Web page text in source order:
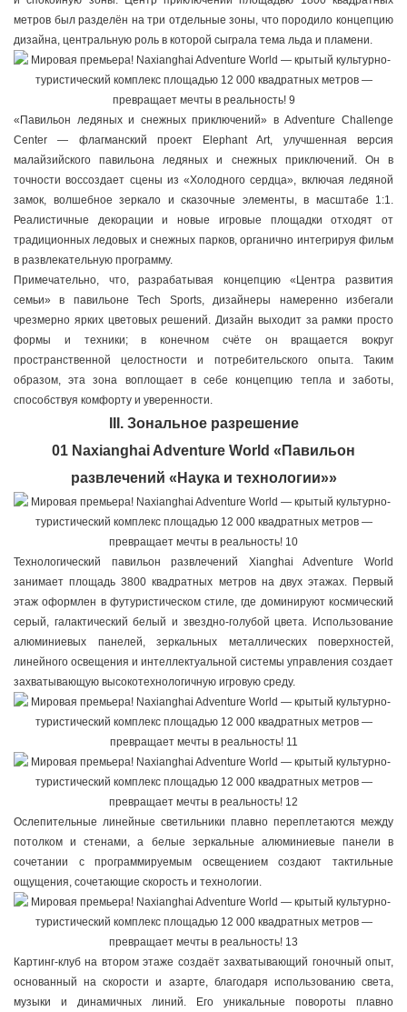
метров был разделён на три отдельные зоны, что породило концепцию
дизайна, центральную роль в которой сыграла тема льда и пламени.
«Павильон ледяных и снежных приключений» в Adventure Challenge
Center — флагманский проект Elephant Art, улучшенная версия
малайзийского павильона ледяных и снежных приключений. Он в
точности воссоздает сцены из «Холодного сердца», включая ледяной
замок, волшебное зеркало и сказочные элементы, в масштабе 1:1.
Реалистичные декорации и новые игровые площадки отходят от
традиционных ледовых и снежных парков, органично интегрируя фильм
в развлекательную программу.
Примечательно, что, разрабатывая концепцию «Центра развития
семьи» в павильоне Tech Sports, дизайнеры намеренно избегали
чрезмерно ярких цветовых решений. Дизайн выходит за рамки просто
формы и техники; в конечном счёте он вращается вокруг
пространственной целостности и потребительского опыта. Таким
образом, эта зона воплощает в себе концепцию тепла и заботы,
способствуя комфорту и уверенности.
III. Зональное разрешение
01 Naxianghai Adventure World «Павильон
развлечений «Наука и технологии»»
Технологический павильон развлечений Xianghai Adventure World
занимает площадь 3800 квадратных метров на двух этажах. Первый
этаж оформлен в футуристическом стиле, где доминируют космический
серый, галактический белый и звездно-голубой цвета. Использование
алюминиевых панелей, зеркальных металлических поверхностей,
линейного освещения и интеллектуальной системы управления создает
захватывающую высокотехнологичную игровую среду.
Ослепительные линейные светильники плавно переплетаются между
потолком и стенами, а белые зеркальные алюминиевые панели в
сочетании с программируемым освещением создают тактильные
ощущения, сочетающие скорость и технологии.
Картинг-клуб на втором этаже создаёт захватывающий гоночный опыт,
основанный на скорости и азарте, благодаря использованию света,
музыки и динамичных линий. Его уникальные повороты плавно